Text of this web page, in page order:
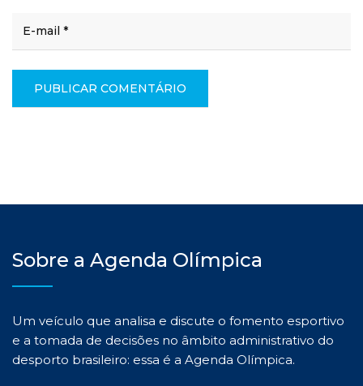
Sobre a Agenda Olímpica
Um veículo que analisa e discute o fomento esportivo
e a tomada de decisões no âmbito administrativo do
desporto brasileiro: essa é a Agenda Olímpica.